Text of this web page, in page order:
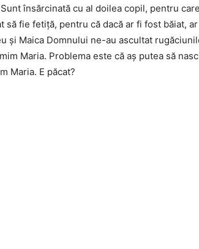
însărcinată cu al doilea copil, pentru
să fie fetiță, pentru că dacă ar fi fost băiat,
și Maica Domnului ne-au ascultat
Maria. Problema este că aș putea să
Maria. E păcat?